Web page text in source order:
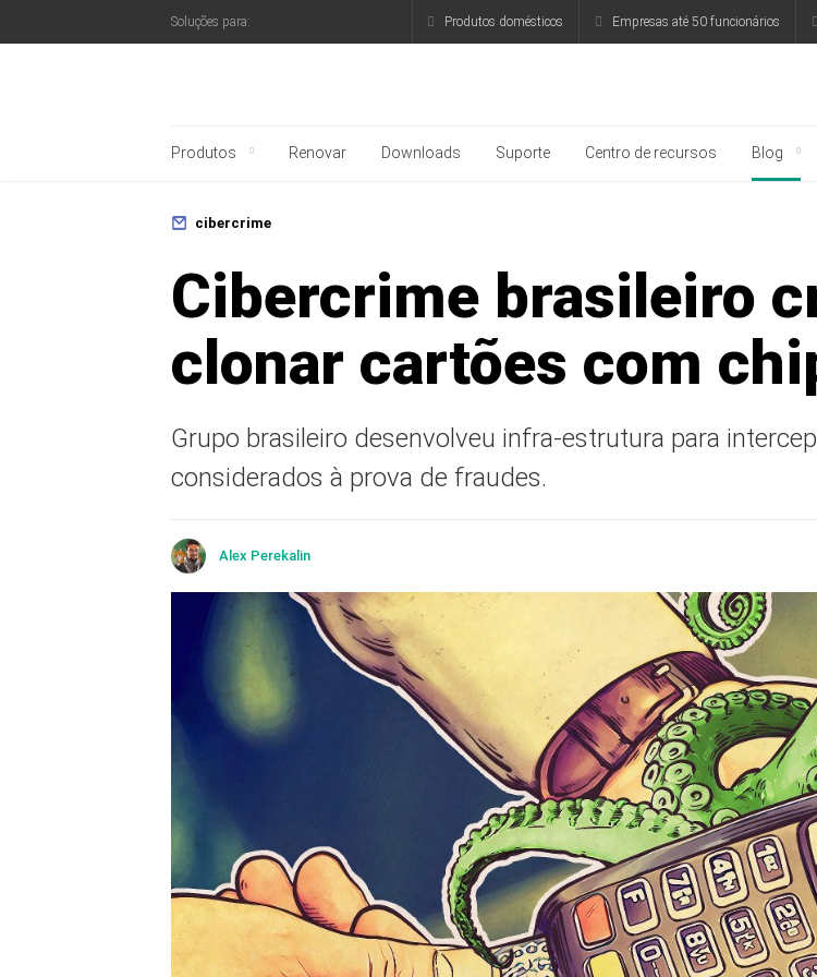
Soluções para: Produtos domésticos Empresas até 50 funcionários
Produtos Renovar Downloads Suporte Centro de recursos Blog
cibercrime
Cibercrime brasileiro
clonar cartões com
Grupo brasileiro desenvolveu infra-estrutura para
considerados à prova de fraudes.
Alex Perekalin